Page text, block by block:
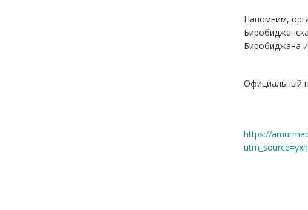
Напомним,
Биробиджана
Официальный
https://